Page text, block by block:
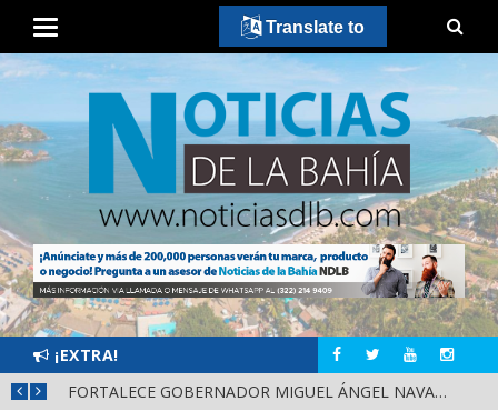
¡EXTRA!
FORTALECE GOBERNADOR MIGUEL ÁNGEL NAVARRO LA COORDINACIÓN CON EL SECTOR EDUCATIVO EN NAYARIT
Translate to